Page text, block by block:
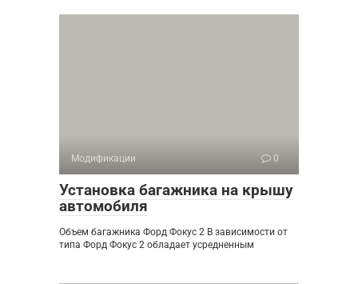
Модификации 0
Установка багажника на крышу
автомобиля
Объем багажника Форд Фокус 2 В зависимости от
типа Форд Фокус 2 обладает усредненным